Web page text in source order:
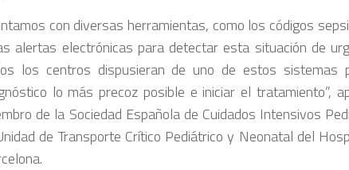
con diversas herramientas, como los códigos
alertas electrónicas para detectar esta situación de
los centros dispusieran de uno de estos sistemas
lo más precoz posible e iniciar el tratamiento”,
de la Sociedad Española de Cuidados Intensivos
de Transporte Crítico Pediátrico y Neonatal del